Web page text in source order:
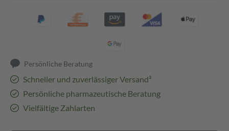
Persönliche Beratung
Schneller und zuverlässiger Versand³
Persönliche pharmazeutische Beratung
Vielfältige Zahlarten